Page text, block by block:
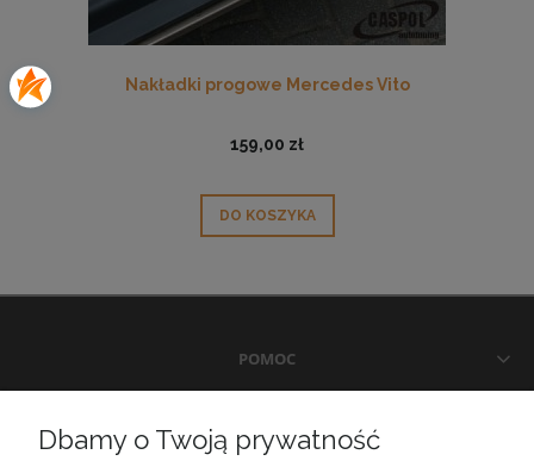
Nakładki progowe Mercedes Vito
159,00 zł
DO KOSZYKA
POMOC
DOSTAWA I PŁATNOŚCI
Dbamy o Twoją prywatność